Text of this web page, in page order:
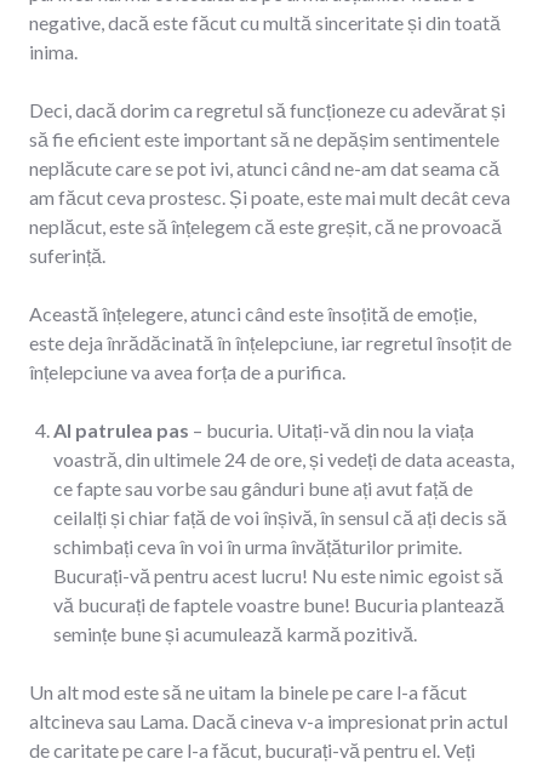
negative, dacă este făcut cu multă sinceritate și din toată
inima.
Deci, dacă dorim ca regretul să funcționeze cu adevărat și
să fie eficient este important să ne depășim sentimentele
neplăcute care se pot ivi, atunci când ne-am dat seama că
am făcut ceva prostesc. Și poate, este mai mult decât ceva
neplăcut, este să înțelegem că este greșit, că ne provoacă
suferință.
Această înțelegere, atunci când este însoțită de emoție,
este deja înrădăcinată în înțelepciune, iar regretul însoțit de
înțelepciune va avea forța de a purifica.
Al patrulea pas – bucuria. Uitați-vă din nou la viața
voastră, din ultimele 24 de ore, și vedeți de data aceasta,
ce fapte sau vorbe sau gânduri bune ați avut față de
ceilalți și chiar față de voi înșivă, în sensul că ați decis să
schimbați ceva în voi în urma învățăturilor primite.
Bucurați-vă pentru acest lucru! Nu este nimic egoist să
vă bucurați de faptele voastre bune! Bucuria plantează
semințe bune și acumulează karmă pozitivă.
Un alt mod este să ne uitam la binele pe care l-a făcut
altcineva sau Lama. Dacă cineva v-a impresionat prin actul
de caritate pe care l-a făcut, bucurați-vă pentru el. Veți